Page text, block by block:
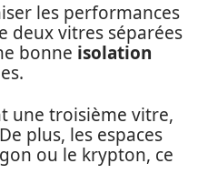
les performances
deux vitres séparées
bonne isolation
une troisième vitre,
plus, les espaces
ou le krypton, ce